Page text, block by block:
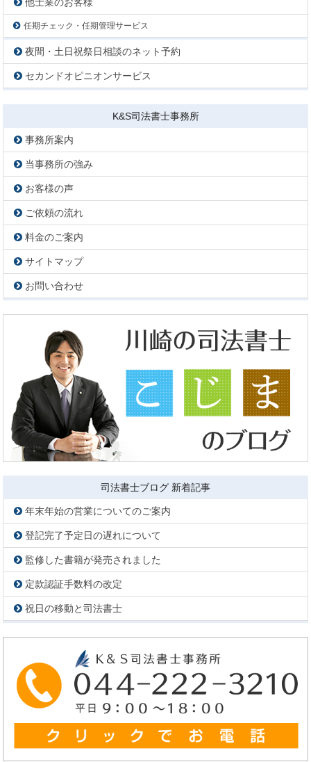
任期チェック・任期管理サービス
夜間・土日祝祭日相談のネット予約
セカンドオピニオンサービス
K&S司法書士事務所
事務所案内
当事務所の強み
お客様の声
ご依頼の流れ
料金のご案内
サイトマップ
お問い合わせ
司法書士ブログ 新着記事
年末年始の営業についてのご案内
登記完了予定日の遅れについて
監修した書籍が発売されました
定款認証手数料の改定
祝日の移動と司法書士